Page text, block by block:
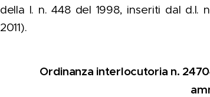
della l. n. 448 del 1998, inseriti dal d.l.
2011).
Ordinanza interlocutoria n.